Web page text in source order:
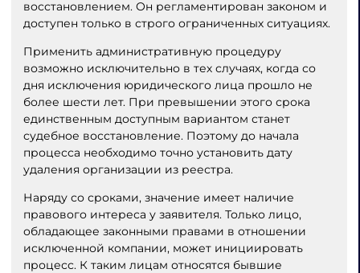
восстановлением. Он регламентирован законом и
доступен только в строго ограниченных ситуациях.
Применить административную процедуру
возможно исключительно в тех случаях, когда со
дня исключения юридического лица прошло не
более шести лет. При превышении этого срока
единственным доступным вариантом станет
судебное восстановление. Поэтому до начала
процесса необходимо точно установить дату
удаления организации из реестра.
Наряду со сроками, значение имеет наличие
правового интереса у заявителя. Только лицо,
обладающее законными правами в отношении
исключенной компании, может инициировать
процесс. К таким лицам относятся бывшие